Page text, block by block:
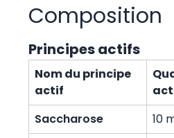
Composition
Principes actifs
Nom du principe
actif
Saccharose
10